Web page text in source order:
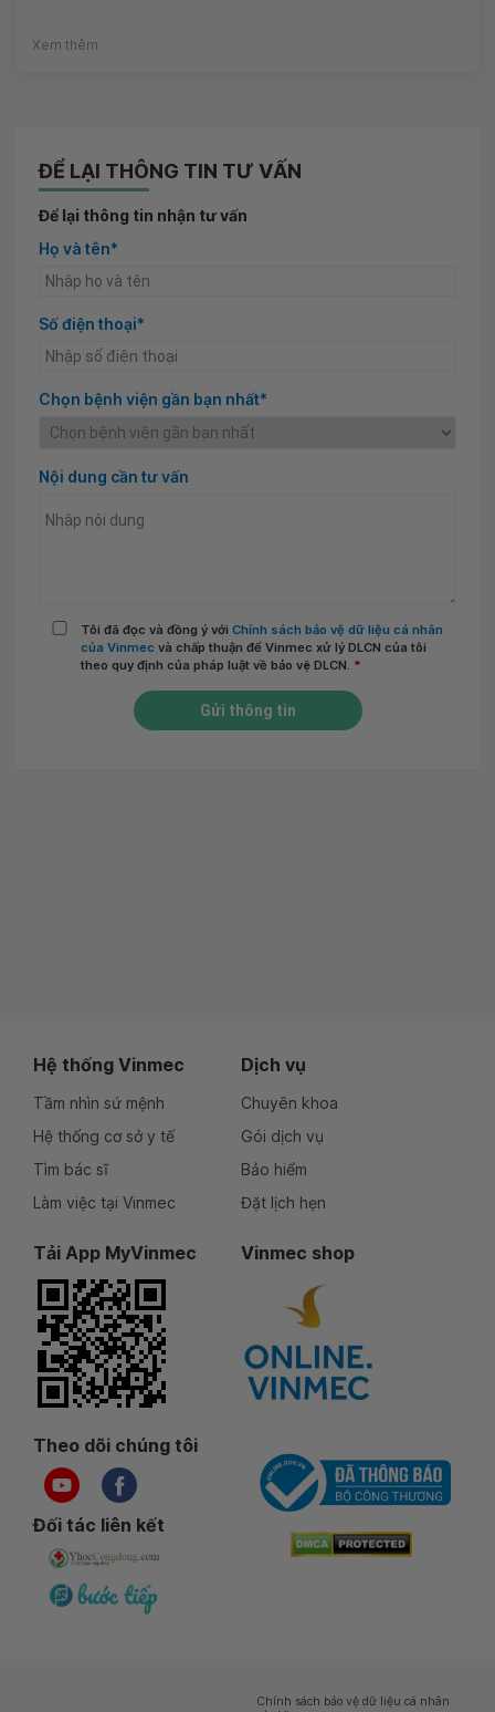
Xem thêm
ĐỂ LẠI THÔNG TIN TƯ VẤN
Để lại thông tin nhận tư vấn
Họ và tên*
Số điện thoại*
Chọn bệnh viện gần bạn nhất*
Nội dung cần tư vấn
Tôi đã đọc và đồng ý với Chính sách bảo vệ dữ liệu cá nhân
của Vinmec và chấp thuận để Vinmec xử lý DLCN của tôi
theo quy định của pháp luật về bảo vệ DLCN. *
Gửi thông tin
Hệ thống Vinmec
Tầm nhìn sứ mệnh
Hệ thống cơ sở y tế
Tìm bác sĩ
Làm việc tại Vinmec
Dịch vụ
Chuyên khoa
Gói dịch vụ
Bảo hiểm
Đặt lịch hẹn
Tải App MyVinmec Vinmec shop
Theo dõi chúng tôi
Đối tác liên kết
Chính sách bảo vệ dữ liệu cá nhân